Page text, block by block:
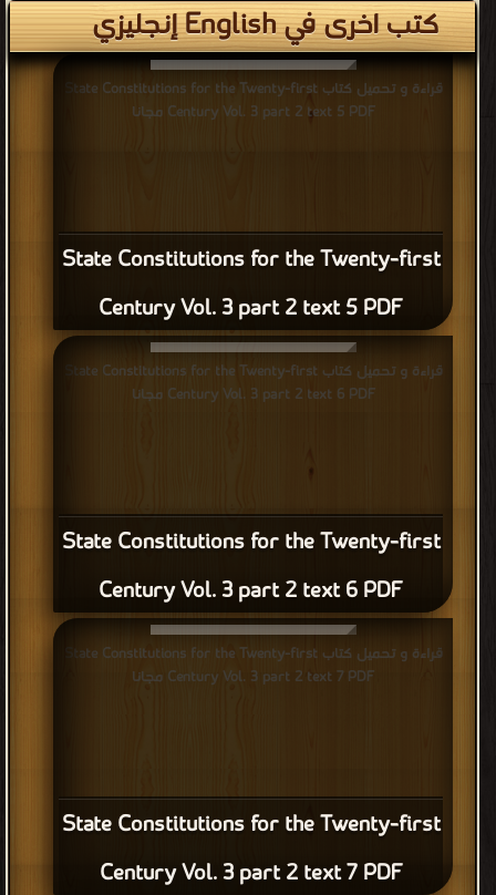
كتب اخرى في English إنجليزي
State Constitutions for the Twenty-first
Century Vol. 3 part 2 text 5 PDF
قراءة و تحميل كتاب State Constitutions for the Twenty-first
Century Vol. 3 part 2 text 5 PDF مجانا
State Constitutions for the Twenty-first
Century Vol. 3 part 2 text 6 PDF
قراءة و تحميل كتاب State Constitutions for the Twenty-first
Century Vol. 3 part 2 text 6 PDF مجانا
State Constitutions for the Twenty-first
Century Vol. 3 part 2 text 7 PDF
قراءة و تحميل كتاب State Constitutions for the Twenty-first
Century Vol. 3 part 2 text 7 PDF مجانا